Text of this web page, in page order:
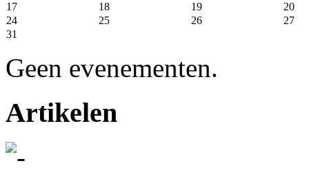
17
18 19
20
24
25 26
27
31
Geen evenementen.
Artikelen